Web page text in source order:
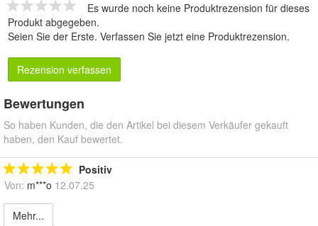
Es wurde noch keine Produktrezension für dieses
Produkt abgegeben.
Seien Sie der Erste. Verfassen Sie jetzt eine Produktrezension.
Rezension verfassen
Bewertungen
So haben Kunden, die den Artikel bei diesem Verkäufer gekauft
haben, den Kauf bewertet.
Positiv
Von: m***o 12.07.25
Mehr...